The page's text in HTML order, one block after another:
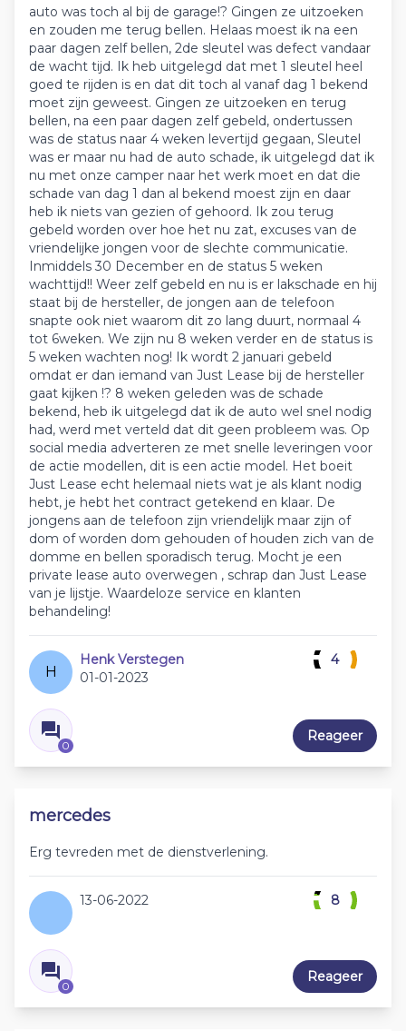
auto was toch al bij de garage!? Gingen ze uitzoeken
en zouden me terug bellen. Helaas moest ik na een
paar dagen zelf bellen, 2de sleutel was defect vandaar
de wacht tijd. Ik heb uitgelegd dat met 1 sleutel heel
goed te rijden is en dat dit toch al vanaf dag 1 bekend
moet zijn geweest. Gingen ze uitzoeken en terug
bellen, na een paar dagen zelf gebeld, ondertussen
was de status naar 4 weken levertijd gegaan, Sleutel
was er maar nu had de auto schade, ik uitgelegd dat ik
nu met onze camper naar het werk moet en dat die
schade van dag 1 dan al bekend moest zijn en daar
heb ik niets van gezien of gehoord. Ik zou terug
gebeld worden over hoe het nu zat, excuses van de
vriendelijke jongen voor de slechte communicatie.
Inmiddels 30 December en de status 5 weken
wachttijd!! Weer zelf gebeld en nu is er lakschade en hij
staat bij de hersteller, de jongen aan de telefoon
snapte ook niet waarom dit zo lang duurt, normaal 4
tot 6weken. We zijn nu 8 weken verder en de status is
5 weken wachten nog! Ik wordt 2 januari gebeld
omdat er dan iemand van Just Lease bij de hersteller
gaat kijken !? 8 weken geleden was de schade
bekend, heb ik uitgelegd dat ik de auto wel snel nodig
had, werd met verteld dat dit geen probleem was. Op
social media adverteren ze met snelle leveringen voor
de actie modellen, dit is een actie model. Het boeit
Just Lease echt helemaal niets wat je als klant nodig
hebt, je hebt het contract getekend en klaar. De
jongens aan de telefoon zijn vriendelijk maar zijn of
dom of worden dom gehouden of houden zich van de
domme en bellen sporadisch terug. Mocht je een
private lease auto overwegen , schrap dan Just Lease
van je lijstje. Waardeloze service en klanten
behandeling!
H
Henk Verstegen
01-01-2023
0
4
Reageer
mercedes
Erg tevreden met de dienstverlening.
13-06-2022
0
8
Reageer